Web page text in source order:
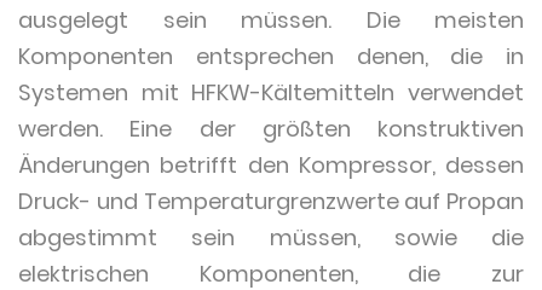
ausgelegt sein müssen. Die meisten
Komponenten entsprechen denen, die in
Systemen mit HFKW-Kältemitteln verwendet
werden. Eine der größten konstruktiven
Änderungen betrifft den Kompressor, dessen
Druck- und Temperaturgrenzwerte auf Propan
abgestimmt sein müssen, sowie die
elektrischen Komponenten, die zur